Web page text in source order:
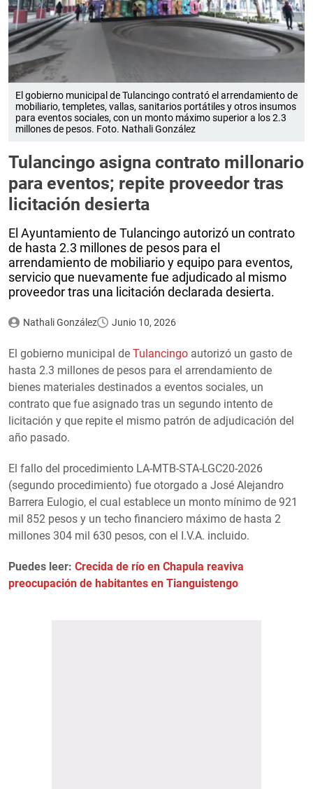
El gobierno municipal de Tulancingo contrató el arrendamiento de
mobiliario, templetes, vallas, sanitarios portátiles y otros insumos
para eventos sociales, con un monto máximo superior a los 2.3
millones de pesos. Foto. Nathali González
Tulancingo asigna contrato millonario
para eventos; repite proveedor tras
licitación desierta
El Ayuntamiento de Tulancingo autorizó un contrato
de hasta 2.3 millones de pesos para el
arrendamiento de mobiliario y equipo para eventos,
servicio que nuevamente fue adjudicado al mismo
proveedor tras una licitación declarada desierta.
Nathali González Junio 10, 2026
El gobierno municipal de Tulancingo autorizó un gasto de
hasta 2.3 millones de pesos para el arrendamiento de
bienes materiales destinados a eventos sociales, un
contrato que fue asignado tras un segundo intento de
licitación y que repite el mismo patrón de adjudicación del
año pasado.
El fallo del procedimiento LA-MTB-STA-LGC20-2026
(segundo procedimiento) fue otorgado a José Alejandro
Barrera Eulogio, el cual establece un monto mínimo de 921
mil 852 pesos y un techo financiero máximo de hasta 2
millones 304 mil 630 pesos, con el I.V.A. incluido.
Puedes leer: Crecida de río en Chapula reaviva
preocupación de habitantes en Tianguistengo